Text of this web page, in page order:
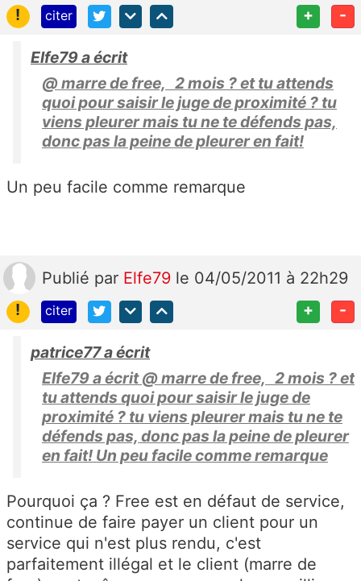
!
citer + -
Elfe79 a écrit
@ marre de free, 2 mois ? et tu attends
quoi pour saisir le juge de proximité ? tu
viens pleurer mais tu ne te défends pas,
donc pas la peine de pleurer en fait!
Un peu facile comme remarque
Publié par Elfe79 le 04/05/2011 à 22h29
!
citer + -
patrice77 a écrit
Elfe79 a écrit @ marre de free, 2 mois ? et
tu attends quoi pour saisir le juge de
proximité ? tu viens pleurer mais tu ne te
défends pas, donc pas la peine de pleurer
en fait! Un peu facile comme remarque
Pourquoi ça ? Free est en défaut de service,
continue de faire payer un client pour un
service qui n'est plus rendu, c'est
parfaitement illégal et le client (marre de